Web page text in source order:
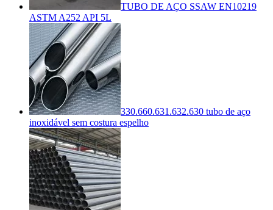
TUBO DE AÇO SSAW EN10219
ASTM A252 API 5L
330.660.631.632.630 tubo de aço
inoxidável sem costura espelho